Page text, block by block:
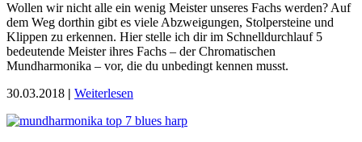
Wollen wir nicht alle ein wenig Meister unseres Fachs werden? Auf
dem Weg dorthin gibt es viele Abzweigungen, Stolpersteine und
Klippen zu erkennen. Hier stelle ich dir im Schnelldurchlauf 5
bedeutende Meister ihres Fachs – der Chromatischen
Mundharmonika – vor, die du unbedingt kennen musst.
30.03.2018 | Weiterlesen